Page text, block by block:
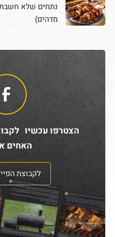
נתחים שלא
מדהים)
הצטרפו עכשיו
האחים
לקבוצת